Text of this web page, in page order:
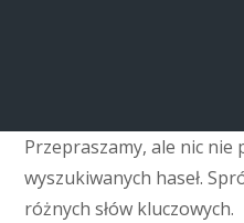
Przepraszamy, ale nic nie
wyszukiwanych haseł.
różnych słów kluczowych.